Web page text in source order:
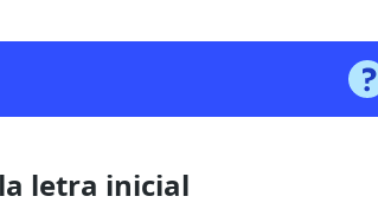
letra inicial